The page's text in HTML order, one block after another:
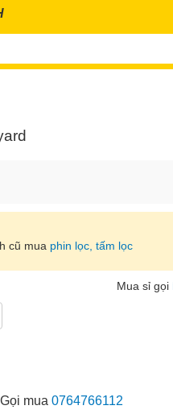
cũ mua phin lọc, tấm lọc
Mua sỉ gọi
Gọi mua 0764766112